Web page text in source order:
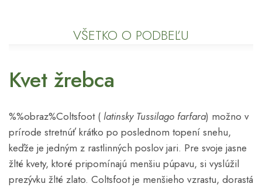
VŠETKO O PODBEĽU
Kvet žrebca
%%obraz%Coltsfoot ( latinsky Tussilago farfara) možno v
prírode stretnúť krátko po poslednom topení snehu,
keďže je jedným z rastlinných poslov jari. Pre svoje jasne
žlté kvety, ktoré pripomínajú menšiu púpavu, si vyslúžil
prezývku žlté zlato. Coltsfoot je menšieho vzrastu, dorastá